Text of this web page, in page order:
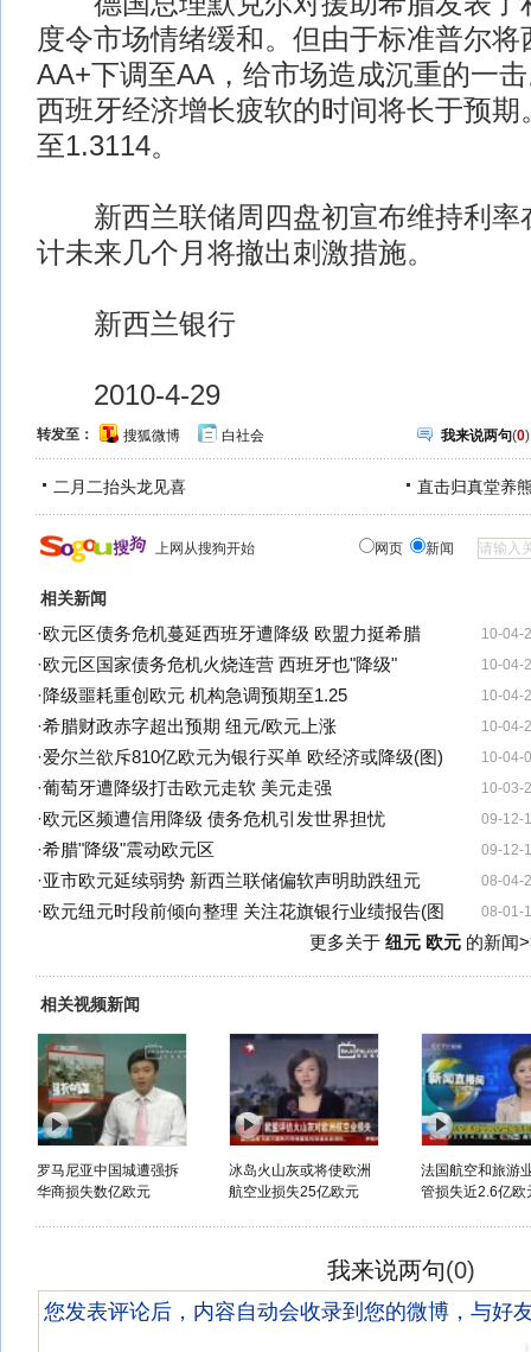
度令市场情绪缓和。但由于标准普尔将
AA+下调至AA，给市场造成沉重的一
西班牙经济增长疲软的时间将长于预
至1.3114。
新西兰联储周四盘初宣布维持利率
计未来几个月将撤出刺激措施。
新西兰银行
2010-4-29
转发至： 搜狐微博 白社会 我来说两句(0)
二月二抬头龙见喜 直击归真堂养
上网从搜狗开始 网页 新闻
相关新闻
10-04-
·欧元区债务危机蔓延西班牙遭降级 欧盟力挺希腊
10-04-
·欧元区国家债务危机火烧连营 西班牙也"降级"
10-04-
·降级噩耗重创欧元 机构急调预期至1.25
10-04-
·希腊财政赤字超出预期 纽元/欧元上涨
10-04-
·爱尔兰欲斥810亿欧元为银行买单 欧经济或降级(图)
10-03-
·葡萄牙遭降级打击欧元走软 美元走强
09-12-
·欧元区频遭信用降级 债务危机引发世界担忧
09-12-
·希腊"降级"震动欧元区
08-04-
·亚市欧元延续弱势 新西兰联储偏软声明助跌纽元
08-01-
·欧元纽元时段前倾向整理 关注花旗银行业绩报告(图
更多关于 纽元 欧元的新闻
相关视频新闻
罗马尼亚中国城遭强拆
华商损失数亿欧元
冰岛火山灰或将使欧洲
航空业损失25亿欧元
法国航空和旅游
管损失近2.6亿欧
我来说两句(0)